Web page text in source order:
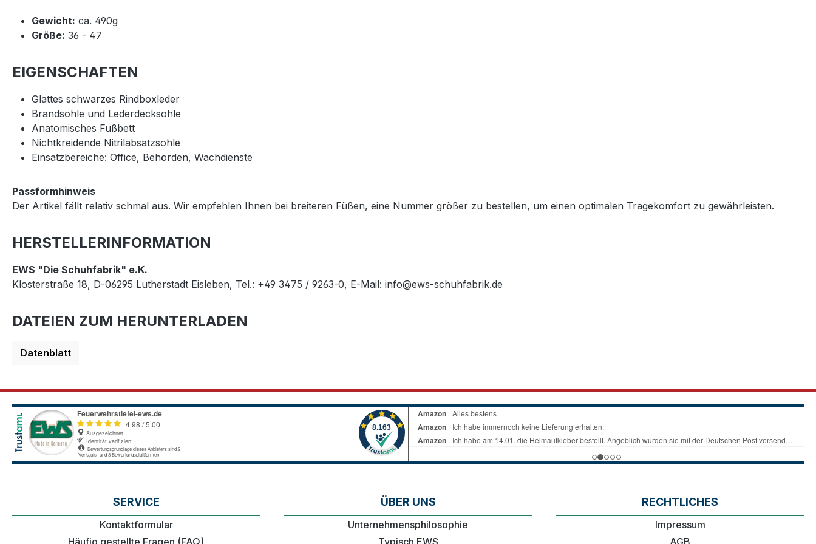
Gewicht: ca. 490g
Größe: 36 - 47
EIGENSCHAFTEN
Glattes schwarzes Rindboxleder
Brandsohle und Lederdecksohle
Anatomisches Fußbett
Nichtkreidende Nitrilabsatzsohle
Einsatzbereiche: Office, Behörden, Wachdienste
Passformhinweis
Der Artikel fällt relativ schmal aus. Wir empfehlen Ihnen bei breiteren Füßen, eine Nummer größer zu bestellen, um einen optimalen Tragekomfort zu gewährleisten.
HERSTELLERINFORMATION
EWS "Die Schuhfabrik" e.K.
Klosterstraße 18, D-06295 Lutherstadt Eisleben, Tel.: +49 3475 / 9263-0, E-Mail: info@ews-schuhfabrik.de
DATEIEN ZUM HERUNTERLADEN
Datenblatt
SERVICE
Kontaktformular
Häufig gestellte Fragen (FAQ)
ÜBER UNS
Unternehmensphilosophie
Typisch EWS
RECHTLICHES
Impressum
AGB